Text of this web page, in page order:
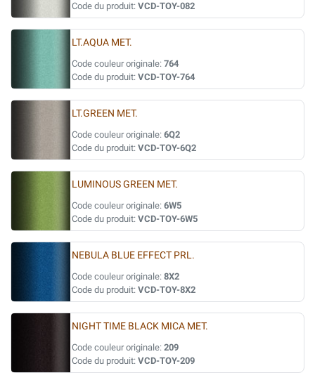
Code du produit: VCD-TOY-082
LT.AQUA MET.
Code couleur originale: 764
Code du produit: VCD-TOY-764
LT.GREEN MET.
Code couleur originale: 6Q2
Code du produit: VCD-TOY-6Q2
LUMINOUS GREEN MET.
Code couleur originale: 6W5
Code du produit: VCD-TOY-6W5
NEBULA BLUE EFFECT PRL.
Code couleur originale: 8X2
Code du produit: VCD-TOY-8X2
NIGHT TIME BLACK MICA MET.
Code couleur originale: 209
Code du produit: VCD-TOY-209